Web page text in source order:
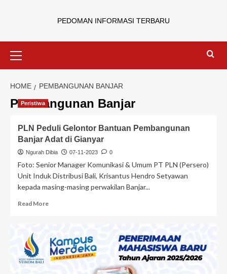
PEDOMAN INFORMASI TERBARU
HOME PEMBANGUNAN BANJAR
Pembangunan Banjar
Peristiwa
PLN Peduli Gelontor Bantuan Pembangunan
Banjar Adat di Gianyar
Ngurah Dibia 07-11-2023 0
Foto: Senior Manager Komunikasi & Umum PT PLN (Persero)
Unit Induk Distribusi Bali, Krisantus Hendro Setyawan
kepada masing-masing perwakilan Banjar...
Read More